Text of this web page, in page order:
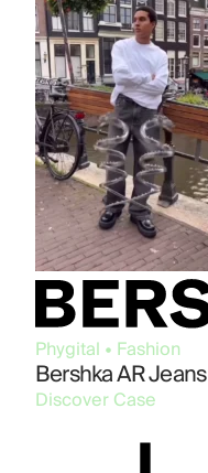
Phygital • Fashion
Bershka AR Jeans
Discover Case